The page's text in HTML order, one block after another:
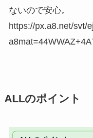
ないので安心。
https://px.a8.net/svt/
ALLのポイント